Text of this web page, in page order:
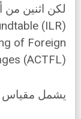
لكن اثنين من
of Foreign
(ACTFL).
يشمل مقياس ILR ستة مستويات: